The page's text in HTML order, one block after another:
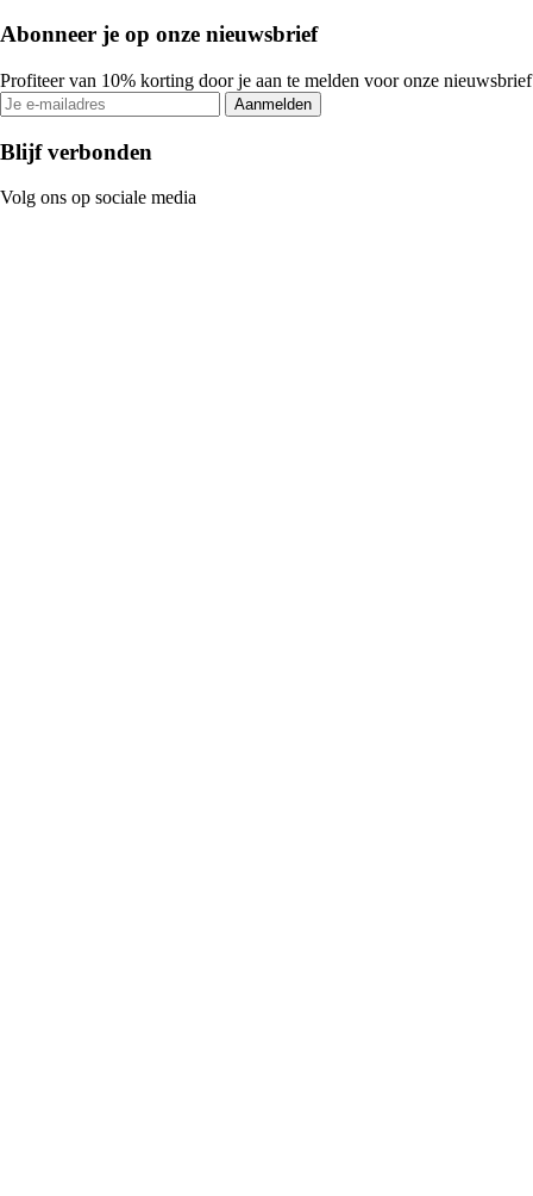
Abonneer je op onze nieuwsbrief
Profiteer van 10% korting door je aan te melden voor onze nieuwsbrief
Aanmelden
Blijf verbonden
Volg ons op sociale media